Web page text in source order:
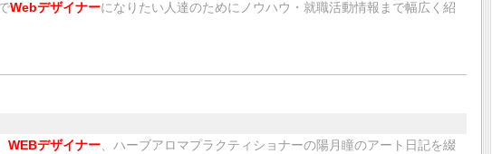
Webデザイナーになりたい人達のためにノウハウ・就職活動情報まで幅広く紹
WEBデザイナー、ハーブアロマプラクティショナーの陽月瞳のアート日記を綴